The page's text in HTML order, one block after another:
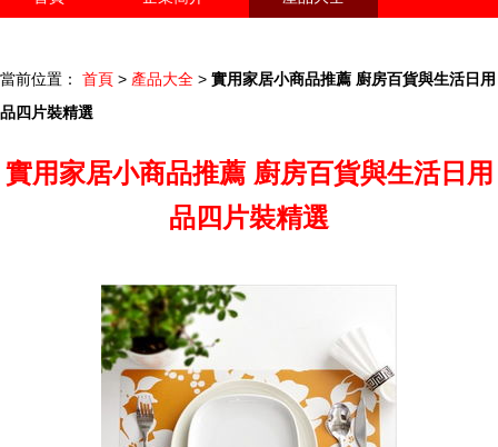
當前位置： 首頁 > 產品大全 > 實用家居小商品推薦 廚房百貨與生活日用
品四片裝精選
實用家居小商品推薦 廚房百貨與生活日用
品四片裝精選